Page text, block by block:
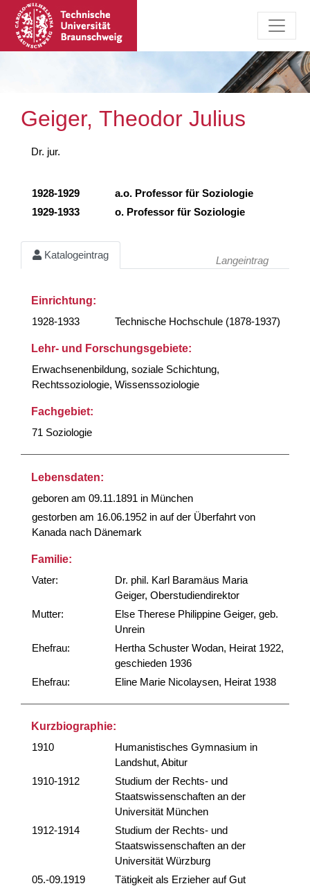
Geiger, Theodor Julius
Dr. jur.
1928-1929
a.o. Professor für Soziologie
1929-1933
o. Professor für Soziologie
Katalogeintrag Langeintrag
Einrichtung:
1928-1933
Technische Hochschule (1878-1937)
Lehr- und Forschungsgebiete:
Erwachsenenbildung, soziale Schichtung,
Rechtssoziologie, Wissenssoziologie
Fachgebiet:
71 Soziologie
Lebensdaten:
geboren am 09.11.1891 in München
gestorben am 16.06.1952 in auf der Überfahrt von
Kanada nach Dänemark
Familie:
Vater:
Dr. phil. Karl Baramäus Maria
Geiger, Oberstudiendirektor
Mutter:
Else Therese Philippine Geiger, geb.
Unrein
Ehefrau:
Hertha Schuster Wodan, Heirat 1922,
geschieden 1936
Ehefrau:
Eline Marie Nicolaysen, Heirat 1938
Kurzbiographie:
1910
Humanistisches Gymnasium in
Landshut, Abitur
1910-1912
Studium der Rechts- und
Staatswissenschaften an der
Universität München
1912-1914
Studium der Rechts- und
Staatswissenschaften an der
Universität Würzburg
05.-09.1919
Tätigkeit als Erzieher auf Gut